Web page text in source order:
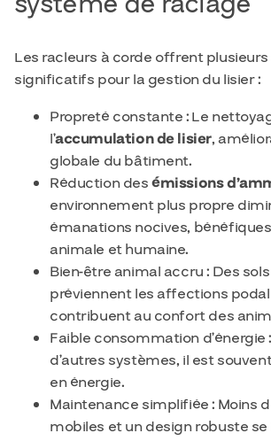
Les racleurs à corde offrent
significatifs pour la gestion du lisier :
Propreté constante : Le
l’accumulation de lisier,
globale du bâtiment.
Réduction desémissions
environnement plus propre
émanations nocives,
animale et humaine.
Bien-être animal accru : Des
préviennent les affections
contribuent au confort des
Faible consommation d’énergie
d’autres systèmes, il est
en énergie.
Maintenance simplifiée : Moins
mobiles et un design robuste